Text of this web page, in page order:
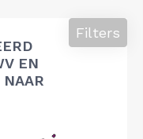
EN
Filters